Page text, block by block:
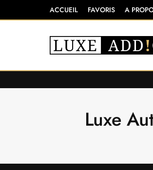
ACCUEIL FAVORIS A
Luxe